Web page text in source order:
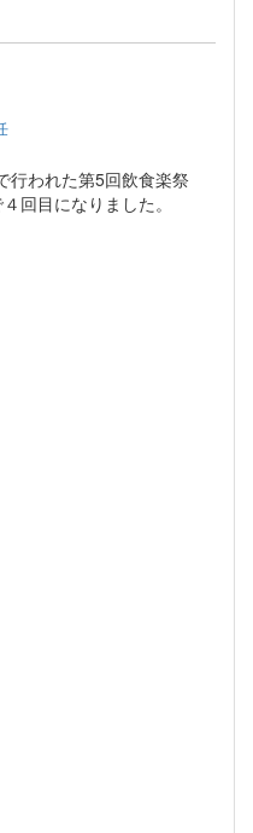
行われた第5回飲食楽祭
回目になりました。